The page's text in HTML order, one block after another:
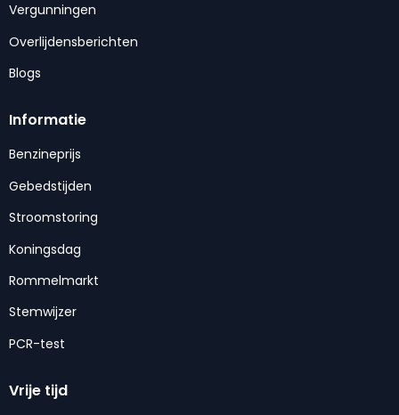
Vergunningen
Overlijdensberichten
Blogs
Informatie
Benzineprijs
Gebedstijden
Stroomstoring
Koningsdag
Rommelmarkt
Stemwijzer
PCR-test
Vrije tijd